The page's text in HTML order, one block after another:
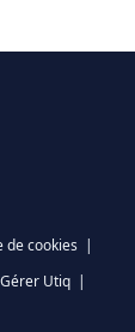
de cookies |
Gérer Utiq |